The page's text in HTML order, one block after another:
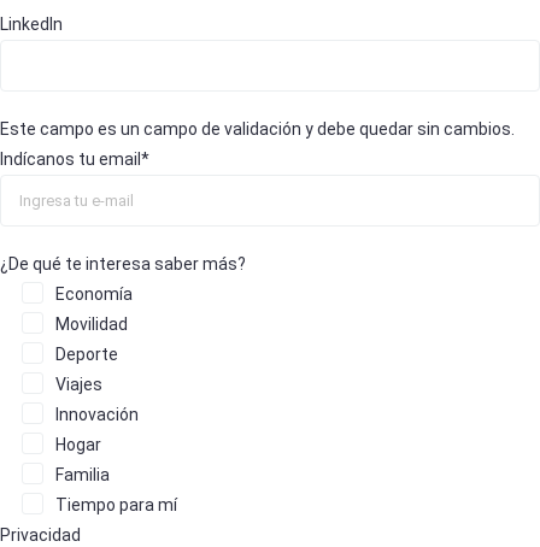
LinkedIn
Este campo es un campo de validación y debe quedar sin cambios.
Indícanos tu email *
¿De qué te interesa saber más?
Economía
Movilidad
Deporte
Viajes
Innovación
Hogar
Familia
Tiempo para mí
Privacidad